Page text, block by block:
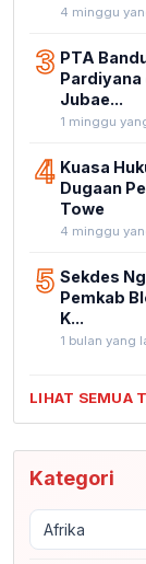
4 minggu
3 PTA
Pardiyana
Jubae...
1 minggu
4 Kuasa
Dugaan
Towe
4 minggu
5 Sekdes
Pemkab
K...
1 bulan yang
LIHAT SEMUA
Kategori
Afrika